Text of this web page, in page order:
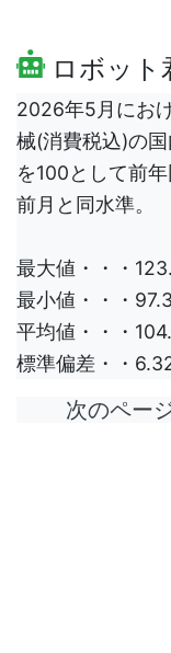
ロボット
2026年5月にお
械(消費税込)の
を100として前
前月と同水準。
最大値・・・
最小値・・・
平均値・・・
標準偏差・・
次のペー